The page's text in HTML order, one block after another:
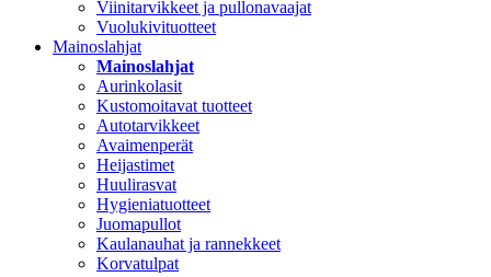
Viinitarvikkeet ja pullonavaajat
Vuolukivituotteet
Mainoslahjat
Mainoslahjat
Aurinkolasit
Kustomoitavat tuotteet
Autotarvikkeet
Avaimenperät
Heijastimet
Huulirasvat
Hygieniatuotteet
Juomapullot
Kaulanauhat ja rannekkeet
Korvatulpat